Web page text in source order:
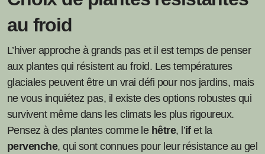
au froid
L’hiver approche à grands pas et il est temps de penser
aux plantes qui résistent au froid. Les températures
glaciales peuvent être un vrai défi pour nos jardins, mais
ne vous inquiétez pas, il existe des options robustes qui
survivent même dans les climats les plus rigoureux.
Pensez à des plantes comme le hêtre, l’ifet la
pervenche, qui sont connues pour leur résistance au gel